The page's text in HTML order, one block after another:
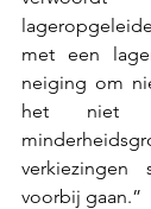
met een
neiging om
het niet
voorbij gaan.”